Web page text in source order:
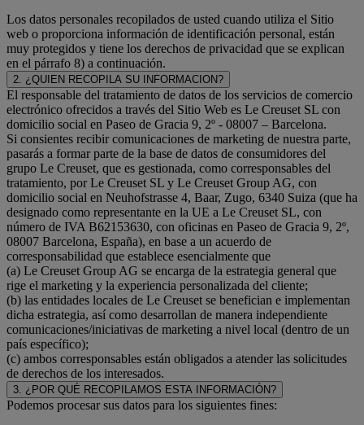
Los datos personales recopilados de usted cuando utiliza el Sitio
web o proporciona información de identificación personal, están
muy protegidos y tiene los derechos de privacidad que se explican
en el párrafo 8) a continuación.
2. ¿QUIEN RECOPILA SU INFORMACION?
El responsable del tratamiento de datos de los servicios de comercio
electrónico ofrecidos a través del Sitio Web es Le Creuset SL con
domicilio social en Paseo de Gracia 9, 2º - 08007 – Barcelona.
Si consientes recibir comunicaciones de marketing de nuestra parte,
pasarás a formar parte de la base de datos de consumidores del
grupo Le Creuset, que es gestionada, como corresponsables del
tratamiento, por Le Creuset SL y Le Creuset Group AG, con
domicilio social en Neuhofstrasse 4, Baar, Zugo, 6340 Suiza (que ha
designado como representante en la UE a Le Creuset SL, con
número de IVA B62153630, con oficinas en Paseo de Gracia 9, 2º,
08007 Barcelona, España), en base a un acuerdo de
corresponsabilidad que establece esencialmente que
(a) Le Creuset Group AG se encarga de la estrategia general que
rige el marketing y la experiencia personalizada del cliente;
(b) las entidades locales de Le Creuset se benefician e implementan
dicha estrategia, así como desarrollan de manera independiente
comunicaciones/iniciativas de marketing a nivel local (dentro de un
país específico);
(c) ambos corresponsables están obligados a atender las solicitudes
de derechos de los interesados.
3. ¿POR QUÉ RECOPILAMOS ESTA INFORMACIÓN?
Podemos procesar sus datos para los siguientes fines: